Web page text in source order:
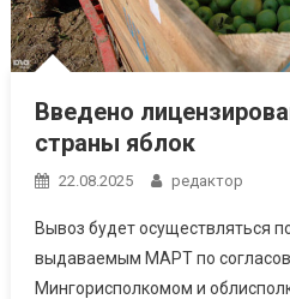
Введено
страны яблок
22.08.2025 редактор
Вывоз будет осуществляться
выдаваемым МАРТ по
Мингорисполкомом и